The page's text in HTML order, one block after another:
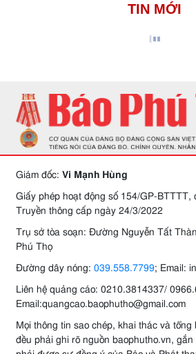
TIN MỚI
Giám đốc: Vi Mạnh Hùng
Giấy phép hoạt động số 154/GP-BTTTT,
Truyền thông cấp ngày 24/3/2022
Trụ sở tòa soạn: Đường Nguyễn Tất
Phú Thọ
Đường dây nóng: 039.558.7799; Email:
Liên hệ quảng cáo: 0210.3814337/
Email:quangcao.baophutho@gmail.com
Mọi thông tin sao chép, khai thác và
đều phải ghi rõ nguồn baophutho.vn, gắn